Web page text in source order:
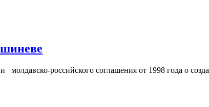
российского соглашения от 1998 года о